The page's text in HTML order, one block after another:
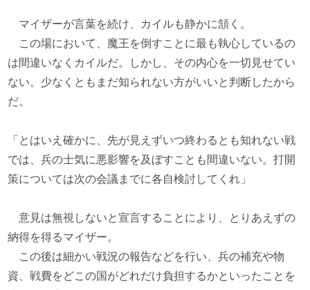
マイザーが言葉を続け、カイルも静かに頷く。
この場において、魔王を倒すことに最も執心しているの
は間違いなくカイルだ。しかし、その内心を一切見せてい
ない。少なくともまだ知られない方がいいと判断したから
だ。
「とはいえ確かに、先が見えずいつ終わるとも知れない戦
では、兵の士気に悪影響を及ぼすことも間違いない。打開
策については次の会議までに各自検討してくれ」
意見は無視しないと宣言することにより、とりあえずの
納得を得るマイザー。
この後は細かい戦況の報告などを行い、兵の補充や物
資、戦費をどこの国がどれだけ負担するかといったことを